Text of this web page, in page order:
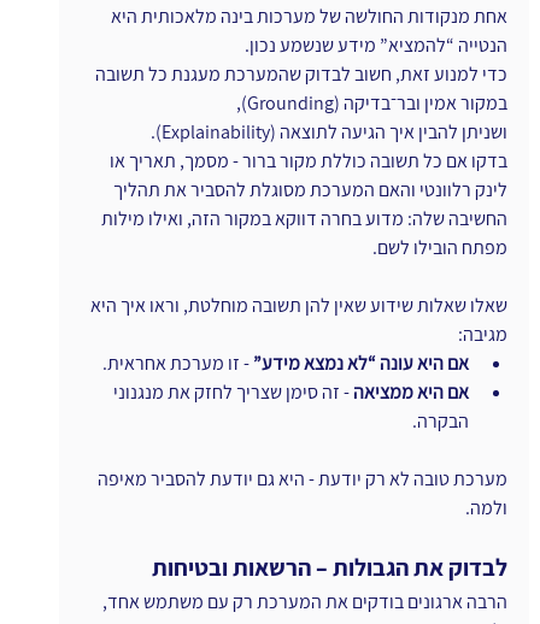
אחת מנקודות החולשה של מערכות בינה מלאכותית היא
הנטייה “להמציא” מידע שנשמע נכון.
כדי למנוע זאת, חשוב לבדוק שהמערכת מעגנת כל תשובה
במקור אמין ובר־בדיקה (Grounding),
ושניתן להבין איך הגיעה לתוצאה (Explainability).
בדקו אם כל תשובה כוללת מקור ברור - מסמך, תאריך או
לינק רלוונטי והאם המערכת מסוגלת להסביר את תהליך
החשיבה שלה: מדוע בחרה דווקא במקור הזה, ואילו מילות
מפתח הובילו לשם.
שאלו שאלות שידוע שאין להן תשובה מוחלטת, וראו איך היא
מגיבה:
אם היא עונה “לא נמצא מידע” - זו מערכת אחראית.
אם היא ממציאה - זה סימן שצריך לחזק את מנגנוני
הבקרה.
מערכת טובה לא רק יודעת - היא גם יודעת להסביר מאיפה
ולמה.
לבדוק את הגבולות – הרשאות ובטיחות
הרבה ארגונים בודקים את המערכת רק עם משתמש אחד,